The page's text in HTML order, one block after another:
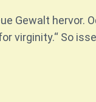
Gewalt hervor.
virginity.“ So